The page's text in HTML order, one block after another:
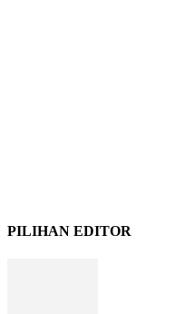
PILIHAN EDITOR